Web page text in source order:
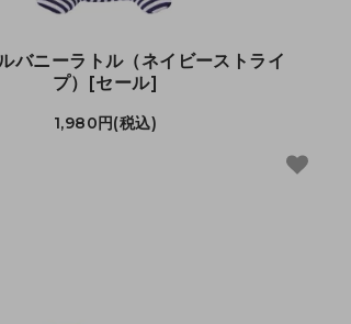
バニーラトル（ネイビーストライ
プ）[セール]
1,980円(税込)